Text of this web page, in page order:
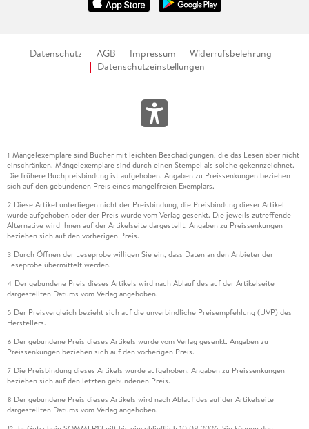
Datenschutz AGB Impressum
Widerrufsbelehrung
Datenschutzeinstellungen
1 Mängelexemplare sind Bücher mit leichten Beschädigungen, die das Lesen aber nicht
einschränken. Mängelexemplare sind durch einen Stempel als solche gekennzeichnet.
Die frühere Buchpreisbindung ist aufgehoben. Angaben zu Preissenkungen beziehen
sich auf den gebundenen Preis eines mangelfreien Exemplars.
2 Diese Artikel unterliegen nicht der Preisbindung, die Preisbindung dieser Artikel
wurde aufgehoben oder der Preis wurde vom Verlag gesenkt. Die jeweils zutreffende
Alternative wird Ihnen auf der Artikelseite dargestellt. Angaben zu Preissenkungen
beziehen sich auf den vorherigen Preis.
3 Durch Öffnen der Leseprobe willigen Sie ein, dass Daten an den Anbieter der
Leseprobe übermittelt werden.
4 Der gebundene Preis dieses Artikels wird nach Ablauf des auf der Artikelseite
dargestellten Datums vom Verlag angehoben.
5 Der Preisvergleich bezieht sich auf die unverbindliche Preisempfehlung (UVP) des
Herstellers.
6 Der gebundene Preis dieses Artikels wurde vom Verlag gesenkt. Angaben zu
Preissenkungen beziehen sich auf den vorherigen Preis.
7 Die Preisbindung dieses Artikels wurde aufgehoben. Angaben zu Preissenkungen
beziehen sich auf den letzten gebundenen Preis.
8 Der gebundene Preis dieses Artikels wird nach Ablauf des auf der Artikelseite
dargestellten Datums vom Verlag angehoben.